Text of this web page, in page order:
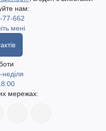
нам:
77-662
мені
неділя
мережах: